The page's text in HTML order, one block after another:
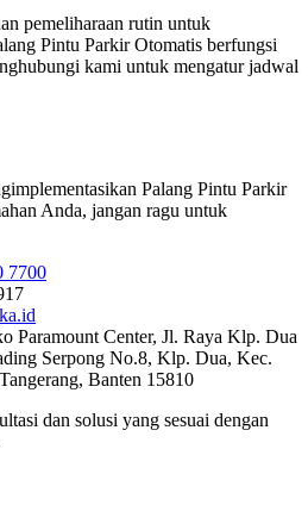
pemeliharaan rutin untuk
Pintu Parkir Otomatis berfungsi
kami untuk mengatur jadwal
Palang Pintu Parkir
Anda, jangan ragu untuk
7700
Paramount Center, Jl. Raya Klp. Dua
Serpong No.8, Klp. Dua, Kec.
Banten 15810
dan solusi yang sesuai dengan